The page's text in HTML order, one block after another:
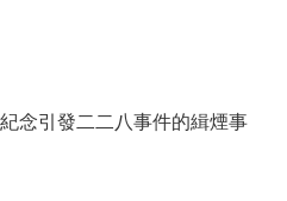
念引發二二八事件的緝煙事